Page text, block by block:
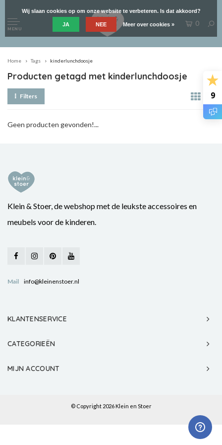
9
MENU
0
Home Tags kinderlunchdoosje
Producten getagd met kinderlunchdoosje
Filters
Geen producten gevonden!...
Klein & Stoer, de webshop met de leukste accessoires en
meubels voor de kinderen.
Mail info@kleinenstoer.nl
KLANTENSERVICE
CATEGORIEËN
MIJN ACCOUNT
© Copyright 2026 Klein en Stoer
Wij slaan cookies op om onze website te verbeteren. Is dat akkoord?
JA NEE Meer over cookies »